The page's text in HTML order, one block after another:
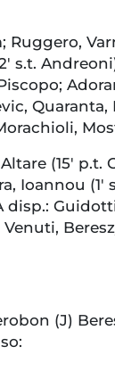
Ruggero,
s.t.
Quaranta,
(15′ p.t.
Ioannou
disp.:
(J)